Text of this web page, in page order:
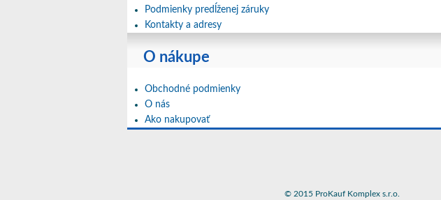
Podmienky predĺženej záruky
Kontakty a adresy
O nákupe
Obchodné podmienky
O nás
Ako nakupovať
© 2015 ProKauf Komplex s.r.o.